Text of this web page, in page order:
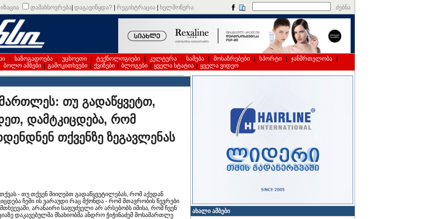
დამახსოვრება დაგავიწყდა? რეგისტრაცია ხელმოწერა ძებნა
საზოგადოება უცხოეთი ტექნოლოგიები კულტურა სამება მოსაზრებები სპორტი ჯანმრთელობა
ბოლო ამბები გამოკითხვები ქვიზები ბლოგები ყველა სტატია ყველა ვიდეო
თუ გადაწყვეტთ,
დამტკიცდება, რომ
თქვენზე ზეგავლენას
- თუ თქვენ მიიღებთ გადაწყვეტილებას, რომ აქედან
ჩემი ის ვარაუდი რაც მქონდა - რომ მთავრობის წევრები
არანაირი საფუძველი არ არსებობს იმისა, რომ ჩვენ
დაკავებულმა მსახიობმა ანდრო ჭიჭინაძემ მოსამართლე
ახალი ამბები